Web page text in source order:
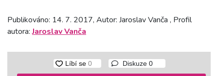
Publikováno: 14. 7. 2017, Autor: Jaroslav Vanča , Profil
autora:Jaroslav Vanča
Diskuze 0